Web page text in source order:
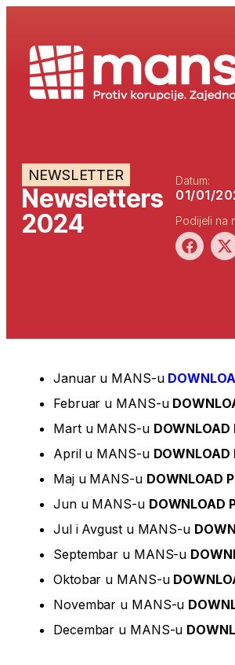
NEWSLETTER
Newsletters
2024
Datum:
01/01/
Podijeli na
Januar u MANS-u
Februar u MANS-u
Mart u MANS-u DOWNLOAD
April u MANS-u DOWNLOAD
Maj u MANS-u DOWNLOAD
Jun u MANS-u DOWNLOAD
Jul i Avgust u MANS-u
Septembar u MANS-u
Oktobar u MANS-u
Novembar u MANS-u
Decembar u MANS-u